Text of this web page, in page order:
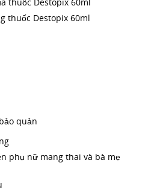
thuốc Destopix 60ml
quản
phụ nữ mang thai và bà mẹ